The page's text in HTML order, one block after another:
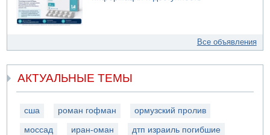
Все объявления
АКТУАЛЬНЫЕ ТЕМЫ
сша роман гофман ормузский пролив
моссад иран-оман дтп израиль погибшие